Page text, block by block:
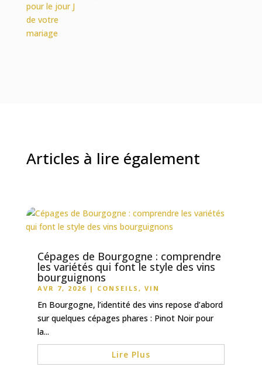
Articles à lire également
Cépages de Bourgogne : comprendre
les variétés qui font le style des vins
bourguignons
AVR 7, 2026 | CONSEILS , VIN
En Bourgogne, l’identité des vins repose d’abord
sur quelques cépages phares : Pinot Noir pour
la...
Lire Plus